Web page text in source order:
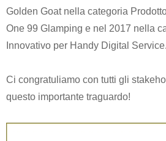
Golden Goat nella categoria
One 99 Glamping e nel 2017 nella
Innovativo per Handy Digital Service.
Ci congratuliamo con tutti gli
questo importante traguardo!